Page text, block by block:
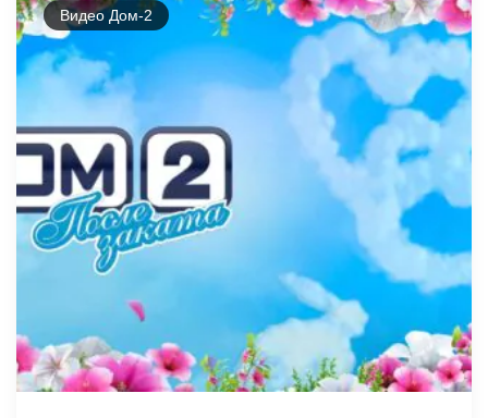
Видео Дом-2